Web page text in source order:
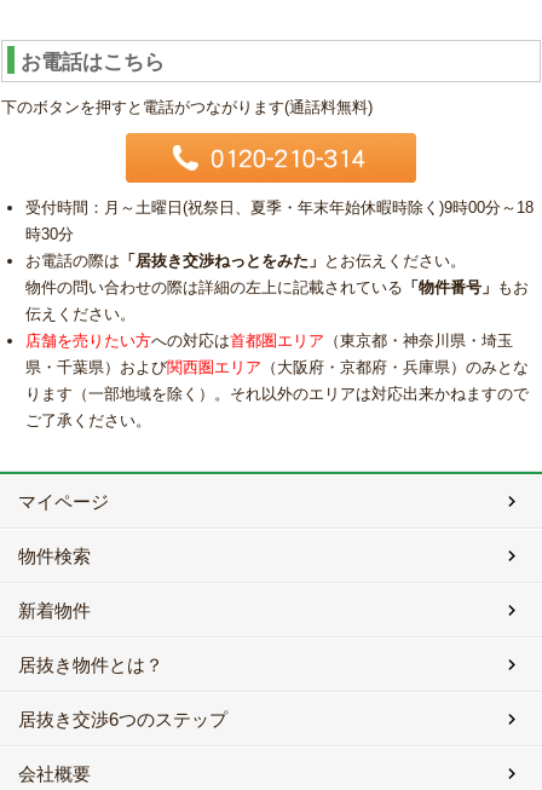
お電話はこちら
下のボタンを押すと電話がつながります(通話料無料)
受付時間：月～土曜日(祝祭日、夏季・年末年始休暇時除く)9時00分～18
時30分
お電話の際は 「居抜き交渉ねっとをみた」 とお伝えください。
物件の問い合わせの際は詳細の左上に記載されている 「物件番号」 もお
伝えください。
店舗を売りたい方への対応は首都圏エリア （東京都・神奈川県・埼玉
県・千葉県）および関西圏エリア （大阪府・京都府・兵庫県）のみとな
ります（一部地域を除く）。それ以外のエリアは対応出来かねますので
ご了承ください。
マイページ
物件検索
新着物件
居抜き物件とは？
居抜き交渉6つのステップ
会社概要